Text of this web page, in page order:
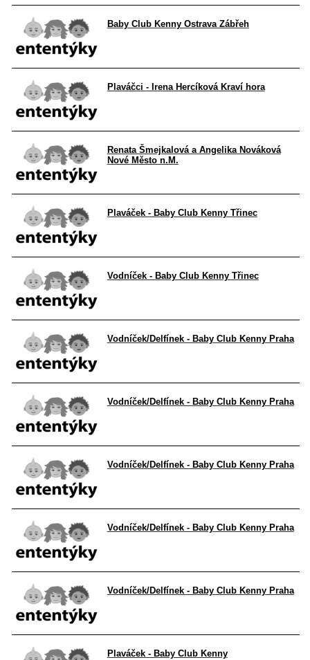
Baby Club Kenny Ostrava Zábřeh
Plaváčci - Irena Hercíková Kraví hora
Renata Šmejkalová a Angelika Nováková
Nové Město n.M.
Plaváček - Baby Club Kenny Třinec
Vodníček - Baby Club Kenny Třinec
Vodníček/Delfínek - Baby Club Kenny Praha
Vodníček/Delfínek - Baby Club Kenny Praha
Vodníček/Delfínek - Baby Club Kenny Praha
Vodníček/Delfínek - Baby Club Kenny Praha
Vodníček/Delfínek - Baby Club Kenny Praha
Plaváček - Baby Club Kenny